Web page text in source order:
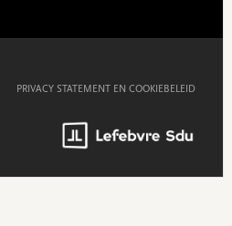
PRIVACY STATEMENT EN COOKIEBELEID